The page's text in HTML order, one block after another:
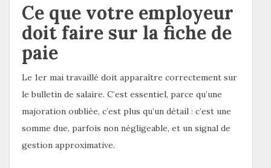
Ce que votre employeur
doit faire sur la fiche de
paie
Le 1er mai travaillé doit apparaître correctement sur
le bulletin de salaire. C’est essentiel, parce qu’une
majoration oubliée, c’est plus qu’un détail : c’est une
somme due, parfois non négligeable, et un signal de
gestion approximative.